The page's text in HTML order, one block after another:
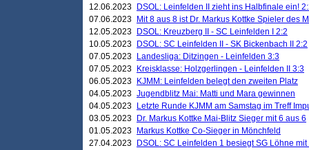
12.06.2023
DSOL: Leinfelden II zieht ins Halbfinale ein!
07.06.2023
Mit 8 aus 8 ist Dr. Markus Kottke Spieler des
12.05.2023
DSOL: Kreuzberg II - SC Leinfelden I 2:2
10.05.2023
DSOL: SC Leinfelden II - SK Bickenbach II 2:2
07.05.2023
Landesliga: Ditzingen - Leinfelden 3:3
07.05.2023
Kreisklasse: Holzgerlingen - Leinfelden II 3:3
06.05.2023
KJMM: Leinfelden belegt den zweiten Platz
04.05.2023 Jugendblitz Mai: Matti und Mara gewinnen
04.05.2023
Letzte Runde KJMM am Samstag im Treff
03.05.2023
Dr. Markus Kottke Mai-Blitz Sieger mit 6 aus 6
01.05.2023
Markus Kottke Co-Sieger in Mönchfeld
27.04.2023
DSOL: SC Leinfelden 1 besiegt SG Löhne mit